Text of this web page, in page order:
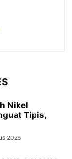
Nikel
Tipis,
2026